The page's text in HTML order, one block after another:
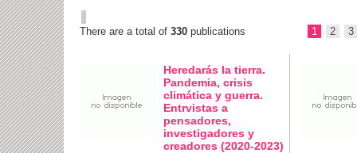
There are a total of 330 publications 1 2 3
Heredarás la tierra.
Pandemia, crisis
climática y guerra.
Entrvistas a
pensadores,
investigadores y
creadores (2020-2023)